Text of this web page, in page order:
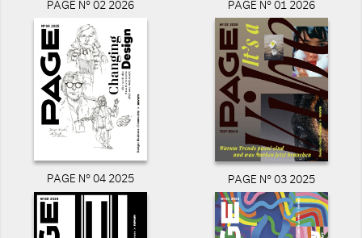
PAGE N° 02 2026 PAGE N° 01 2026
PAGE N° 04 2025 PAGE N° 03 2025